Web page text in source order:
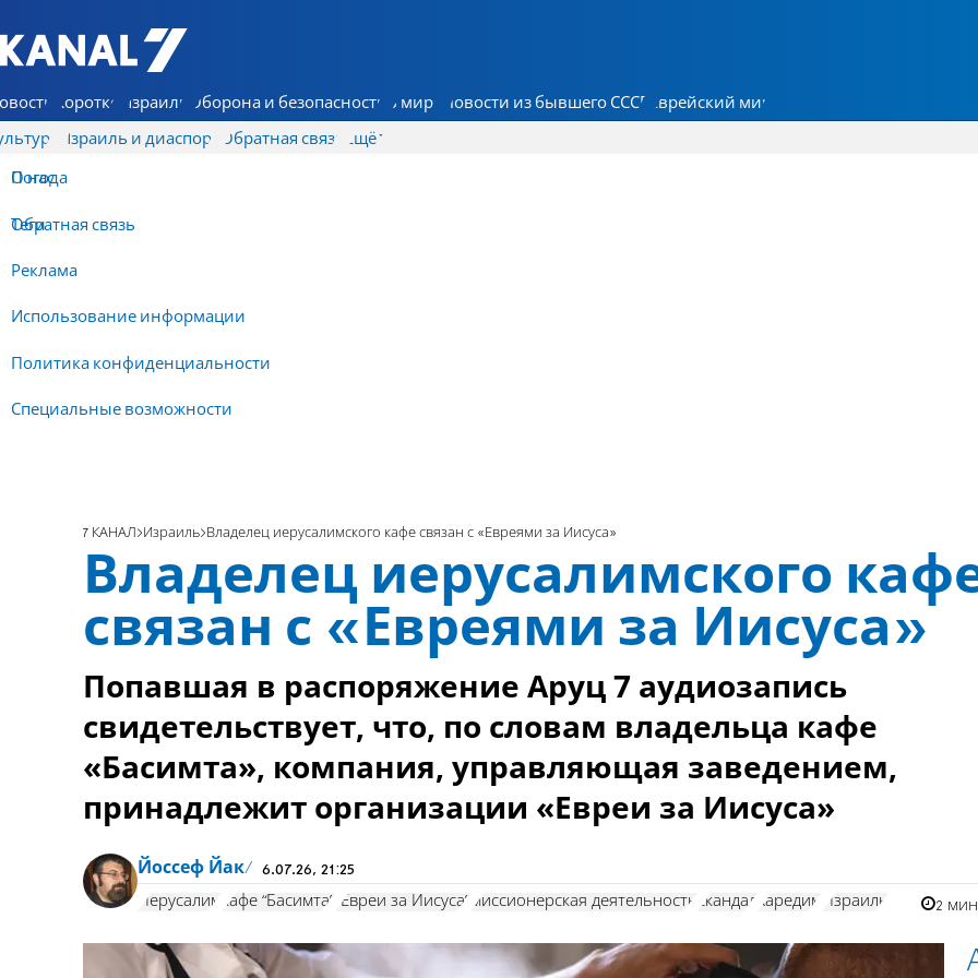
7 КАНАЛ - Аруц Шева
Коротко Израиль Оборона и безопасность В мире Новости из бывшего СССР Еврейский мир
Израиль и диаспора Обратная связь
О нас
Обратная связь
Реклама
Использование информации
Политика конфиденциальности
Специальные возможности
Ещё
Погода
Теги
7 КАНАЛ Израиль Владелец иерусалимского кафе связан с «Евреями за Иисуса»
Владелец иерусалимского
связан с «Евреями за Иисуса»
Попавшая в распоряжение Аруц 7 аудиозапись
свидетельствует, что, по словам владельца кафе
«Басимта», компания, управляющая заведением,
принадлежит организации «Евреи за Иисуса»
Йоссеф Йак 6.07.26, 21:25
Иерусалим кафе “Басимта” ”Евреи за Иисуса” миссионерская деятельность скандал харедим Израиль 2